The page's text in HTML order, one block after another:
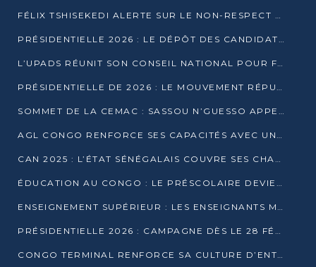
FÉLIX TSHISEKEDI ALERTE SUR LE NON-RESPECT DES ENGAGEMENTS DE PAIX APRÈS SA RENCONTRE AVEC D. SASSOU-NGUESSO
PRÉSIDENTIELLE 2026 : LE DÉPÔT DES CANDIDATURES OUVERT DU 29 JANVIER AU 12 FÉVRIER
L’UPADS RÉUNIT SON CONSEIL NATIONAL POUR FIXER SA LIGNE POLITIQUE À DEUX MOIS DE LA PRÉSIDENTIELLE
PRÉSIDENTIELLE DE 2026 : LE MOUVEMENT RÉPUBLICAIN DÉNONCE UNE CONVOCATION ÉLECTORALE « OPAQUE ET PRÉCIPITÉE »
SOMMET DE LA CEMAC : SASSOU N’GUESSO APPELLE À LA VIGILANCE FACE AUX RISQUES ÉCONOMIQUES
AGL CONGO RENFORCE SES CAPACITÉS AVEC UNE GRUE DE 250 TONNES
CAN 2025 : L’ÉTAT SÉNÉGALAIS COUVRE SES CHAMPIONS D’AFRIQUE DE RÉCOMPENSES EXCEPTIONNELLES
ÉDUCATION AU CONGO : LE PRÉSCOLAIRE DEVIENT OBLIGATOIRE, LE BTS CONSACRÉ DIPLÔME D’ÉTAT
ENSEIGNEMENT SUPÉRIEUR : LES ENSEIGNANTS MAINTIENNENT LA GRÈVE ET EXIGENT UN ACCORD ÉCRIT AVEC L’ÉTAT
PRÉSIDENTIELLE 2026 : CAMPAGNE DÈS LE 28 FÉVRIER, SCRUTIN LES 12 ET 15 MARS
CONGO TERMINAL RENFORCE SA CULTURE D’ENTREPRISE AVEC LE PROGRAMME « WIN TOGETHER »